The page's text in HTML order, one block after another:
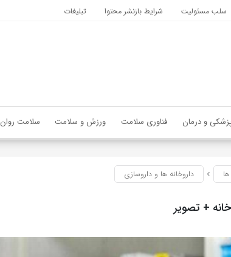
سلب مسئولیت شرایط بازنشر محتوا تبلیغات
و درمان فناوری سلامت ورزش و سلامت سلامت روان
داروخانه ها و داروسازی
+ تصویر